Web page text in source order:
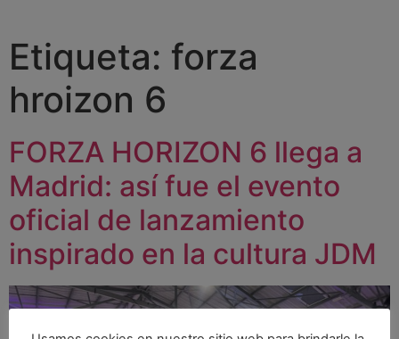
Etiqueta: forza
hroizon 6
FORZA HORIZON 6 llega a
Madrid: así fue el evento
oficial de lanzamiento
inspirado en la cultura JDM